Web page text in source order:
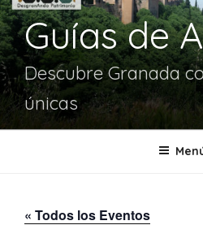
Guías de
Descubre Granada
únicas
« Todos los Eventos